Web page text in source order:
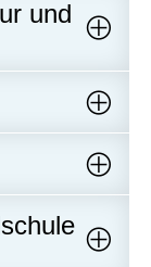
und